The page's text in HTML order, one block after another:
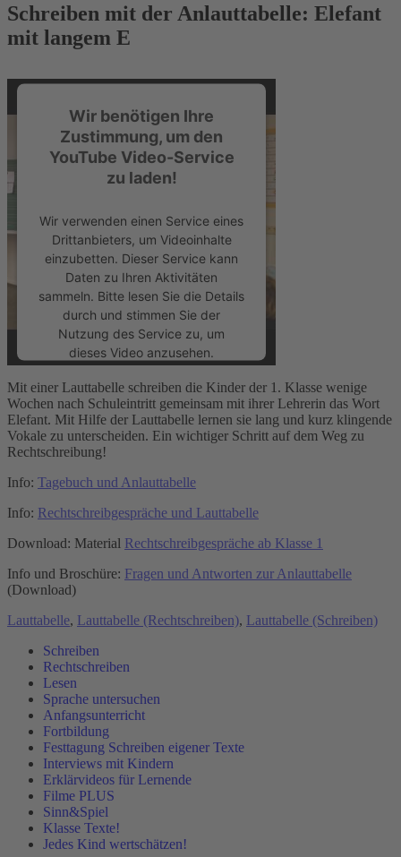
Schreiben mit der Anlauttabelle: Elefant
mit langem E
Wir benötigen Ihre
Zustimmung, um den
YouTube Video-Service
zu laden!
Wir verwenden einen Service eines
Drittanbieters, um Videoinhalte
einzubetten. Dieser Service kann
Daten zu Ihren Aktivitäten
sammeln. Bitte lesen Sie die Details
durch und stimmen Sie der
Nutzung des Service zu, um
dieses Video anzusehen.
Mehr Informationen
Akzeptieren
powered byUsercentrics Consent
Management Platform
Mit einer Lauttabelle schreiben die Kinder der 1. Klasse wenige
Wochen nach Schuleintritt gemeinsam mit ihrer Lehrerin das Wort
Elefant. Mit Hilfe der Lauttabelle lernen sie lang und kurz klingende
Vokale zu unterscheiden. Ein wichtiger Schritt auf dem Weg zu
Rechtschreibung!
Info: Tagebuch und Anlauttabelle
Info: Rechtschreibgespräche und Lauttabelle
Download: Material Rechtschreibgespräche ab Klasse 1
Info und Broschüre: Fragen und Antworten zur Anlauttabelle
(Download)
Lauttabelle, Lauttabelle (Rechtschreiben), Lauttabelle (Schreiben)
Schreiben
Rechtschreiben
Lesen
Sprache untersuchen
Anfangsunterricht
Fortbildung
Festtagung Schreiben eigener Texte
Interviews mit Kindern
Erklärvideos für Lernende
Filme PLUS
Sinn&Spiel
Klasse Texte!
Jedes Kind wertschätzen!